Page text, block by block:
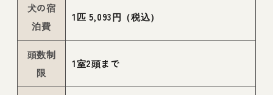
犬の宿
泊費
1匹 5,093円（税込）
頭数制
限
1室2頭まで